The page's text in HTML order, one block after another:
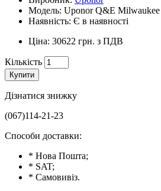
Модель: Uponor Q&E
Наявність: Є в наявності
Ціна: 30622 грн. з ПДВ
Кількість
Купити
Дізнатися знижку
(067)114-21-23
Способи доставки:
* Нова Пошта;
* SAT;
* Самовивіз.